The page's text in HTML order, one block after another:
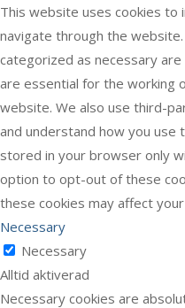
This website uses cookies to
navigate through the
categorized as necessary
are essential for the working
website. We also use third-
and understand how you use
stored in your browser only
option to opt-out of these
these cookies may affect
Necessary
Necessary
Alltid aktiverad
Necessary cookies are